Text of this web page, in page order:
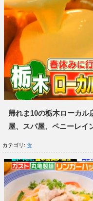
帰れま10の栃木ローカル
屋、スパ屋、ペニーレイ
カテゴリ: 食